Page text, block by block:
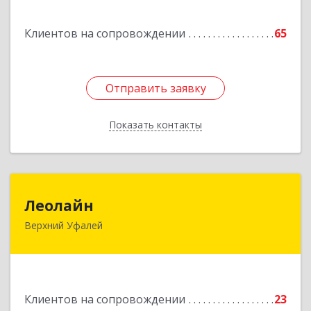
Клиентов на сопровождении 65
Отправить заявку
Показать контакты
Отправить заявку
Назад
Леолайн
Верхний Уфалей
Клиентов на сопровождении 23
456800, Челябинская обл, Верхний Уфалей г,